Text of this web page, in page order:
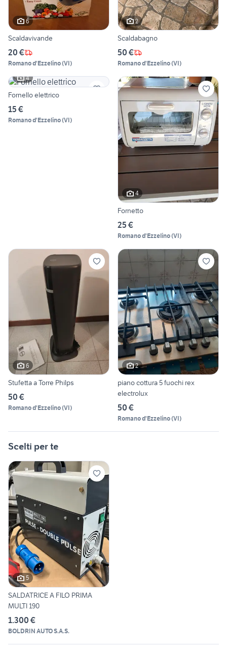
6
Scaldavivande
20 €
Romano d'Ezzelino(VI)
2
Scaldabagno
50 €
Romano d'Ezzelino(VI)
4
Fornello elettrico
15 €
Romano d'Ezzelino(VI)
4
Fornetto
25 €
Romano d'Ezzelino(VI)
6
Stufetta a Torre Philps
50 €
Romano d'Ezzelino(VI)
2
piano cottura 5 fuochi rex
electrolux
50 €
Romano d'Ezzelino(VI)
Scelti per te
5
SALDATRICE A FILO PRIMA
MULTI 190
1.300 €
BOLDRIN AUTO S.A.S.